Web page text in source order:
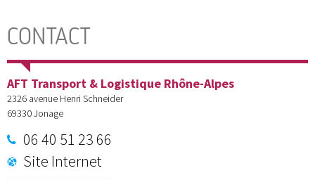
CONTACT
AFT Transport & Logistique Rhône-Alpes
2326 avenue Henri Schneider
69330Jonage
06 40 51 23 66
Site Internet